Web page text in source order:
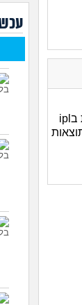
שימי לב שאת עושה לייזר ולא ipl, יש קוסמטיקאיות שמשתמשות בipl